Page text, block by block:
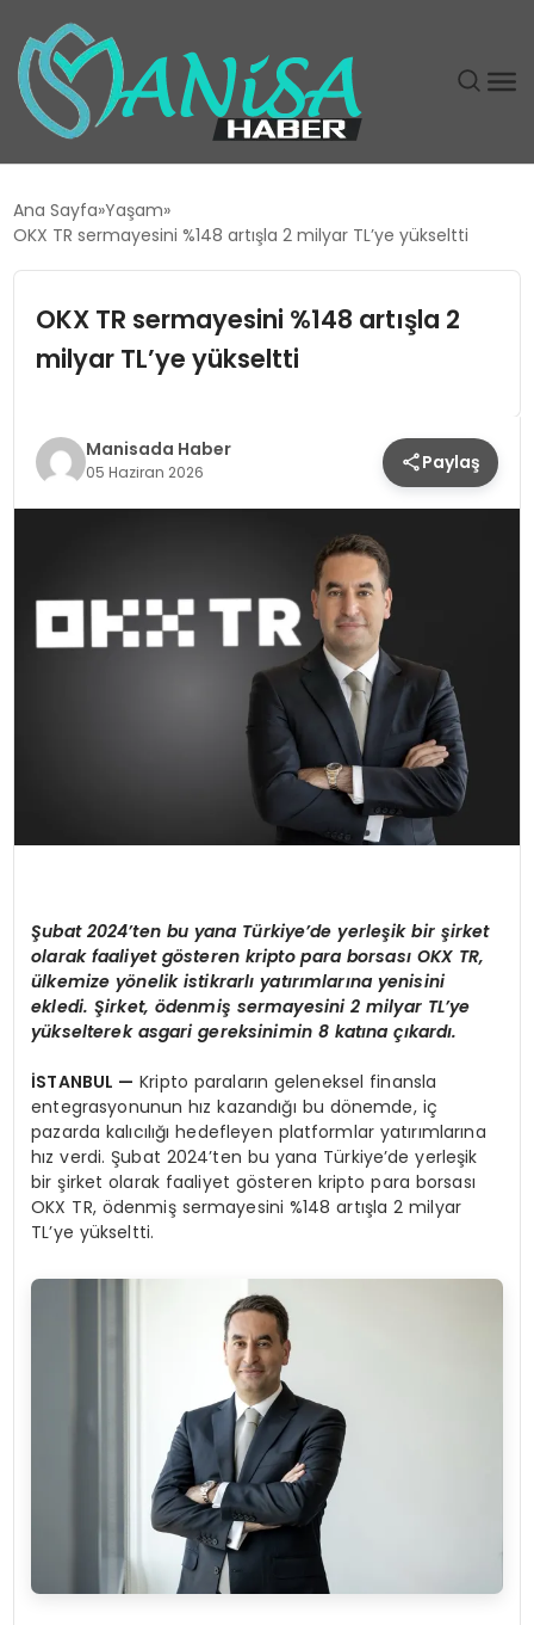
EKONOMI
GÜNDEM
MAGAZIN
SIYASET
TEKNOLOJI
Ana Sayfa Yaşam
OKX TR sermayesini %148 artışla 2 milyar TL’ye yükseltti
OKX TR sermayesini %148 artışla 2
milyar TL’ye yükseltti
Manisada Haber
05 Haziran 2026 Paylaş
Şubat 2024’ten bu yana Türkiye’de yerleşik bir şirket
olarak faaliyet gösteren kripto para borsası OKX TR,
ülkemize yönelik istikrarlı yatırımlarına yenisini
ekledi. Şirket, ödenmiş sermayesini 2 milyar TL’ye
yükselterek asgari gereksinimin 8 katına çıkardı.
İSTANBUL — Kripto paraların geleneksel finansla
entegrasyonunun hız kazandığı bu dönemde, iç
pazarda kalıcılığı hedefleyen platformlar yatırımlarına
hız verdi. Şubat 2024’ten bu yana Türkiye’de yerleşik
bir şirket olarak faaliyet gösteren kripto para borsası
OKX TR, ödenmiş sermayesini %148 artışla 2 milyar
TL’ye yükseltti.